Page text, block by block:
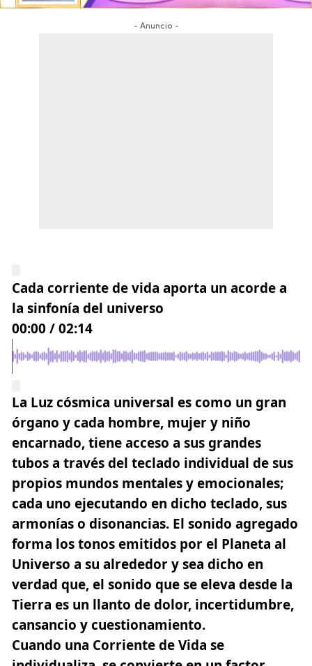
- Anuncio -
Cada corriente de vida aporta un acorde a
la sinfonía del universo
00:00 /02:14
La Luz cósmica universal es como un gran
órgano y cada hombre, mujer y niño
encarnado, tiene acceso a sus grandes
tubos a través del teclado individual de sus
propios mundos mentales y emocionales;
cada uno ejecutando en dicho teclado, sus
armonías o disonancias. El sonido agregado
forma los tonos emitidos por el Planeta al
Universo a su alrededor y sea dicho en
verdad que, el sonido que se eleva desde la
Tierra es un llanto de dolor, incertidumbre,
cansancio y cuestionamiento.
Cuando una Corriente de Vida se